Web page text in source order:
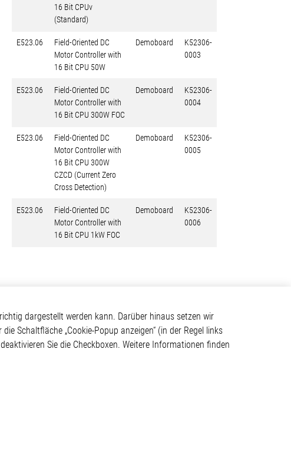
16 Bit CPUv
(Standard)
E523.06
Field-Oriented DC
Motor Controller with
16 Bit CPU 50W
Demoboard
K52306-
0003
E523.06
Field-Oriented DC
Motor Controller with
16 Bit CPU 300W FOC
Demoboard
K52306-
0004
E523.06
Field-Oriented DC
Motor Controller with
16 Bit CPU 300W
CZCD (Current Zero
Cross Detection)
Demoboard
K52306-
0005
E523.06
Field-Oriented DC
Motor Controller with
16 Bit CPU 1kW FOC
Demoboard
K52306-
0006
Kontakt
Elmos Semiconductor SE
Werkstättenstraße 18
dargestellt werden kann. Darüber hinaus setzen wir
Schaltfläche „Cookie-Popup anzeigen“ (in der Regel links
Sie die Checkboxen. Weitere Informationen finden